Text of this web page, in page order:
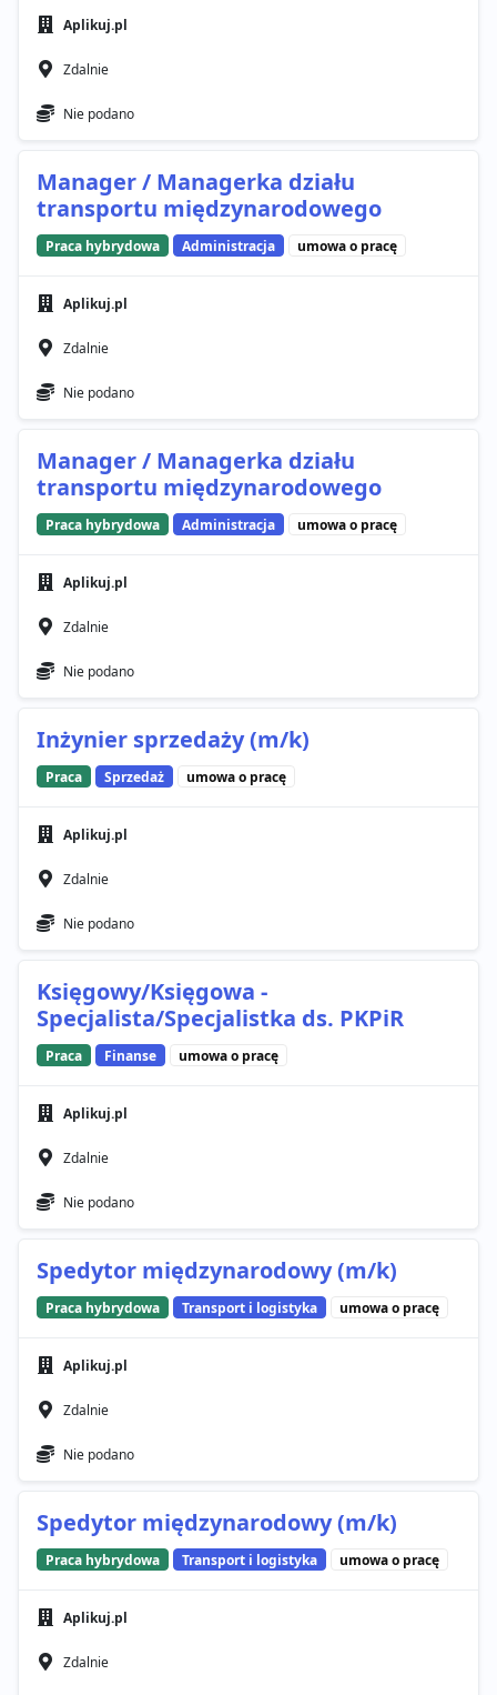
Aplikuj.pl
Zdalnie
Nie podano
Manager / Managerka działu
transportu międzynarodowego
Praca hybrydowa Administracja umowa o pracę
Aplikuj.pl
Zdalnie
Nie podano
Manager / Managerka działu
transportu międzynarodowego
Praca hybrydowa Administracja umowa o pracę
Aplikuj.pl
Zdalnie
Nie podano
Inżynier sprzedaży (m/k)
Praca Sprzedaż umowa o pracę
Aplikuj.pl
Zdalnie
Nie podano
Księgowy/Księgowa -
Specjalista/Specjalistka ds. PKPiR
Praca Finanse umowa o pracę
Aplikuj.pl
Zdalnie
Nie podano
Spedytor międzynarodowy (m/k)
Praca hybrydowa Transport i logistyka umowa o pracę
Aplikuj.pl
Zdalnie
Nie podano
Spedytor międzynarodowy (m/k)
Praca hybrydowa Transport i logistyka umowa o pracę
Aplikuj.pl
Zdalnie